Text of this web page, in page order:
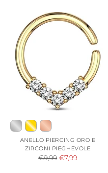
listino
ANELLO PIERCING ORO E
ZIRCONI PIEGHEVOLE
Prezzo
€9,99 €7,99